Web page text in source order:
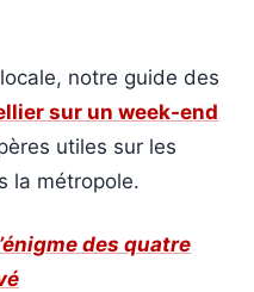
notre guide des
sur un week-end
utiles sur les
la métropole.
des quatre